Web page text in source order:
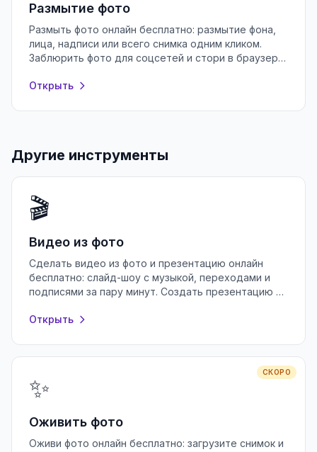
Размытие фото
Размыть фото онлайн бесплатно: размытие фона,
лица, надписи или всего снимка одним кликом.
Заблюрить фото для соцсетей и стори в браузере,
Открыть
Другие инструменты
🎬
Видео из фото
Сделать видео из фото и презентацию онлайн
бесплатно: слайд-шоу с музыкой, переходами и
подписями за пару минут. Создать презентацию в
Открыть
СКОРО
✨
Оживить фото
Оживи фото онлайн бесплатно: загрузите снимок и